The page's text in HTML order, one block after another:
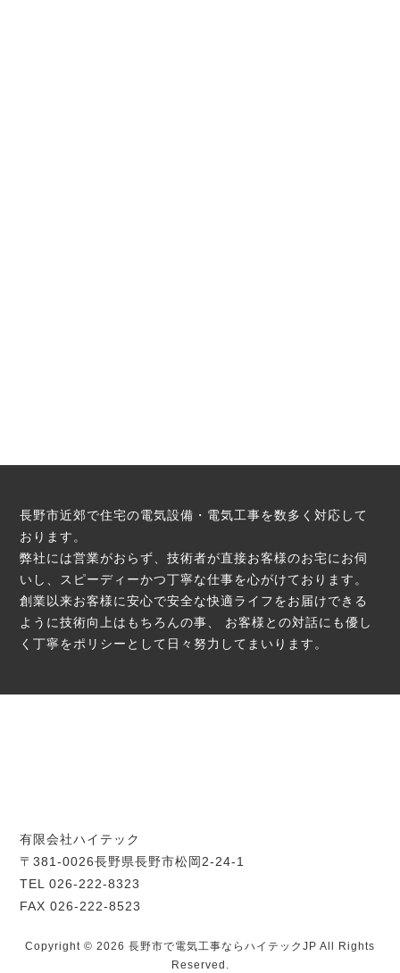
長野市近郊で住宅の電気設備・電気工事を数多く対応して
おります。
弊社には営業がおらず、技術者が直接お客様のお宅にお伺
いし、スピーディーかつ丁寧な仕事を心がけております。
創業以来お客様に安心で安全な快適ライフをお届けできる
ように技術向上はもちろんの事、
お客様との対話にも優し
く丁寧をポリシーとして日々努力してまいります。
有限会社ハイテック
〒381-0026長野県長野市松岡2-24-1
TEL 026-222-8323
FAX 026-222-8523
Copyright © 2026 長野市で電気工事ならハイテックJP All Rights
Reserved.